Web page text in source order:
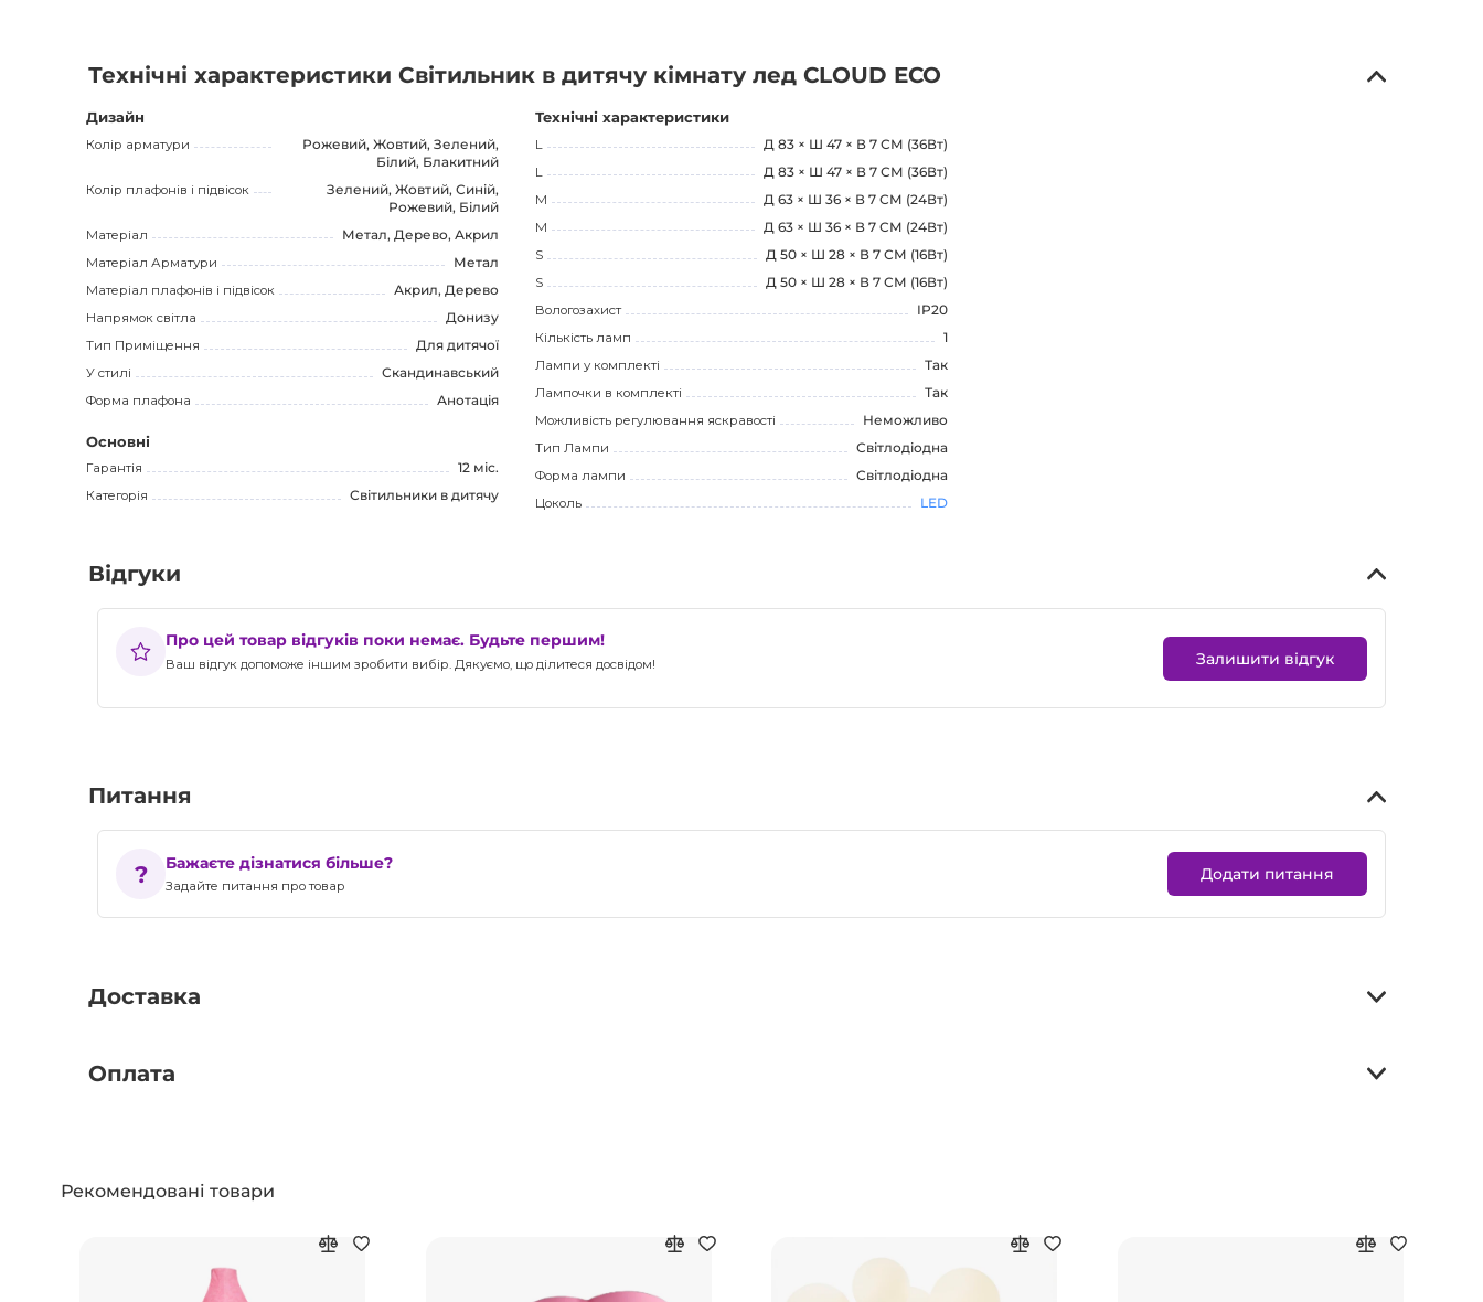
Технічні характеристики Світильник в дитячу кімнату лед CLOUD ECO
Дизайн
Колір арматури
Рожевий, Жовтий, Зелений,
Білий, Блакитний
Колір плафонів і підвісок
Зелений, Жовтий, Синій,
Рожевий, Білий
Матеріал
Метал, Дерево, Акрил
Матеріал Арматури
Метал
Матеріал плафонів і підвісок
Акрил, Дерево
Напрямок світла
Донизу
Тип Приміщення
Для дитячої
У стилі
Скандинавський
Форма плафона
Анотація
Основні
Гарантія
12 міс.
Категорія
Світильники в дитячу
Технічні характеристики
L
Д 83 × Ш 47 × В 7 СМ (36Вт)
L
Д 83 × Ш 47 × В 7 СМ (36Вт)
M
Д 63 × Ш 36 × В 7 СМ (24Вт)
M
Д 63 × Ш 36 × В 7 СМ (24Вт)
S
Д 50 × Ш 28 × В 7 СМ (16Вт)
S
Д 50 × Ш 28 × В 7 СМ (16Вт)
Вологозахист
IP20
Кількість ламп
1
Лампи у комплекті
Так
Лампочки в комплекті
Так
Можливість регулювання яскравості
Неможливо
Тип Лампи
Світлодіодна
Форма лампи
Світлодіодна
Цоколь
LED
Відгуки
Про цей товар відгуків поки немає. Будьте першим!
Ваш відгук допоможе іншим зробити вибір. Дякуємо, що ділитеся досвідом! Залишити відгук
Питання
Бажаєте дізнатися більше?
Задайте питання про товар
Додати питання
Доставка
Оплата
Рекомендовані товари